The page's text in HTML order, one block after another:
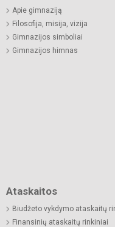
Apie gimnaziją
Filosofija, misija, vizija
Gimnazijos simboliai
Gimnazijos himnas
Ataskaitos
Biudžeto vykdymo ataskaitų
Finansinių ataskaitų rinkiniai